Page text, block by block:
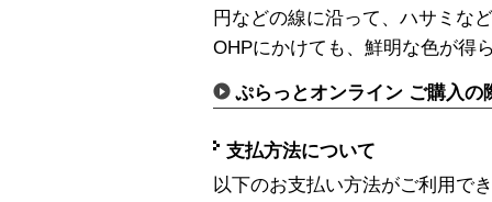
円などの線に沿って、ハサミな
OHPにかけても、鮮明な色が得
ぷらっとオンライン ご購入の
支払方法について
以下のお支払い方法がご利用で